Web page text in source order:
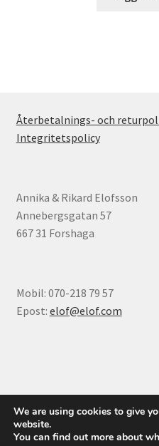
Återbetalnings- och
Integritetspolicy
Annika & Rikard Elofsson
Annebergsgatan 57
667 31 Forshaga
Mobil: 070-218 79 57
Epost: elof@elof.com
Integritetspolicy
Byggt
We are using cookies to give
website.
You can find out more about